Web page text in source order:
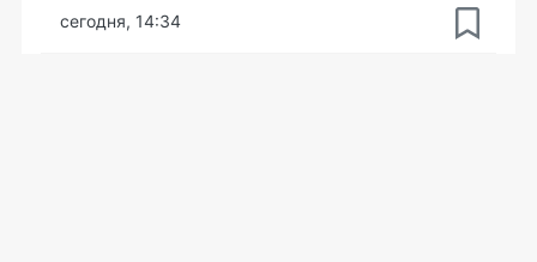
сегодня, 14:34